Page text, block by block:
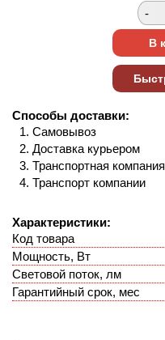
Способы доставки:
Самовывоз
Доставка курьером
Транспортная компания
Транспорт компании
Характеристики:
Код товара
Мощность, Вт
Световой поток, лм
Гарантийный срок, мес